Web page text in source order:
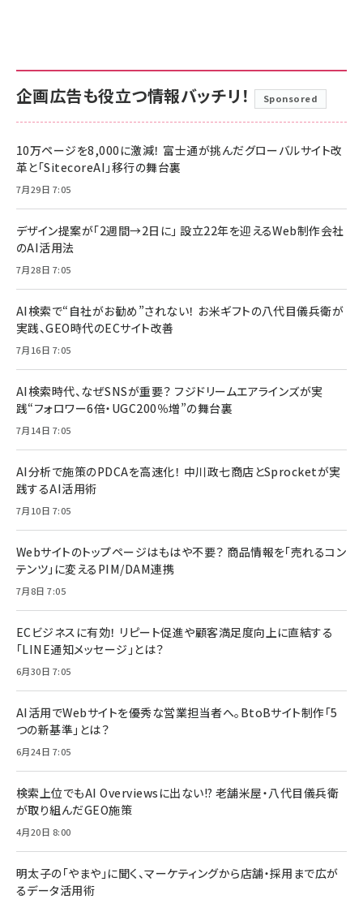
企画広告も役立つ情報バッチリ！ Sponsored
10万ページを8,000に激減！ 富士通が挑んだグローバルサイト改
革と「SitecoreAI」移行の舞台裏
7月29日 7:05
デザイン提案が「2週間→2日に」 設立22年を迎えるWeb制作会社
のAI活用法
7月28日 7:05
AI検索で“自社がお勧め”されない！ お米ギフトの八代目儀兵衛が
実践、GEO時代のECサイト改善
7月16日 7:05
AI検索時代、なぜSNSが重要？ フジドリームエアラインズが実
践“フォロワー6倍・UGC200％増”の舞台裏
7月14日 7:05
AI分析で施策のPDCAを高速化！ 中川政七商店とSprocketが実
践するAI活用術
7月10日 7:05
Webサイトのトップページはもはや不要？ 商品情報を「売れるコン
テンツ」に変えるPIM/DAM連携
7月8日 7:05
ECビジネスに有効！ リピート促進や顧客満足度向上に直結する
「LINE通知メッセージ」とは？
6月30日 7:05
AI活用でWebサイトを優秀な営業担当者へ。BtoBサイト制作「5
つの新基準」とは？
6月24日 7:05
検索上位でもAI Overviewsに出ない!? 老舗米屋・八代目儀兵衛
が取り組んだGEO施策
4月20日 8:00
明太子の「やまや」に聞く、マーケティングから店舗・採用まで広が
るデータ活用術